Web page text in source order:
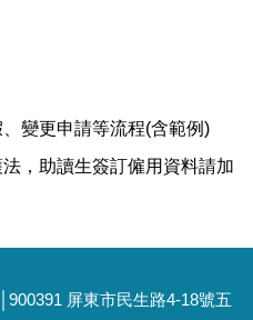
變更申請等流程(含範例)
，助讀生簽訂僱用資料請加
屏東市民生路4-18號五